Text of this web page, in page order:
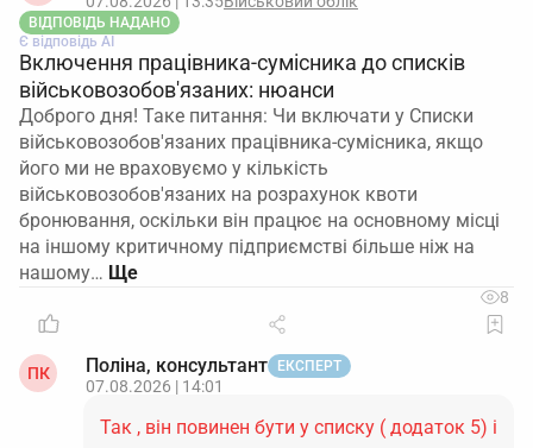
ВІДПОВІДЬ НАДАНО
Є відповідь АІ
Включення працівника-сумісника до списків
військовозобов'язаних: нюанси
Доброго дня! Таке питання: Чи включати у Списки
військовозобов'язаних працівника-сумісника, якщо
його ми не враховуємо у кількість
військовозобов'язаних на розрахунок квоти
бронювання, оскільки він працює на основному місці
на іншому критичному підприємстві більше ніж на
нашому…
8
ПК Поліна, консультант ЕКСПЕРТ
07.08.2026 | 14:01
Так , він повинен бути у списку ( додаток 5) і